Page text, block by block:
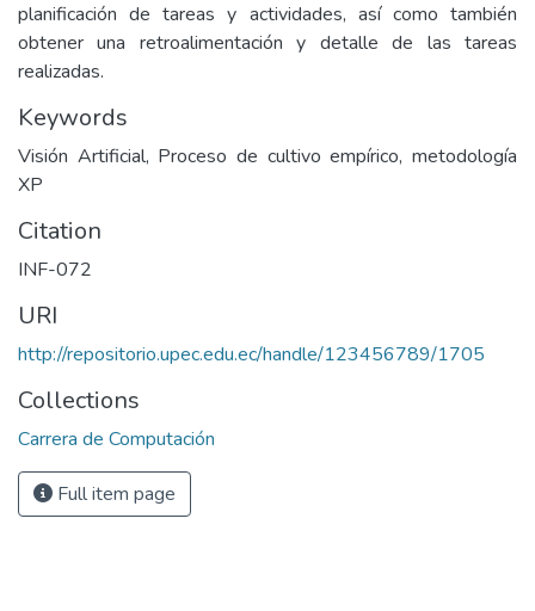
planificación de tareas y actividades, así como también
obtener una retroalimentación y detalle de las tareas
realizadas.
Keywords
Visión Artificial, Proceso de cultivo empírico, metodología
XP
Citation
INF-072
URI
http://repositorio.upec.edu.ec/handle/123456789/1705
Collections
Carrera de Computación
Full item page